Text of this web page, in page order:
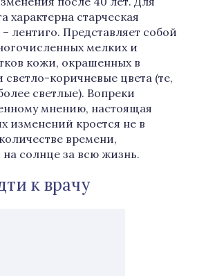
характерна старческая
лентиго. Представляет собой
мелких и
кожи, окрашенных в
светло-коричневые цвета (те,
светлые). Вопреки
мнению, настоящая
изменений кроется не в
времени,
солнце за всю жизнь.
к врачу